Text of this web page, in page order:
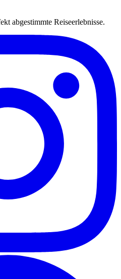
abgestimmte Reiseerlebnisse.